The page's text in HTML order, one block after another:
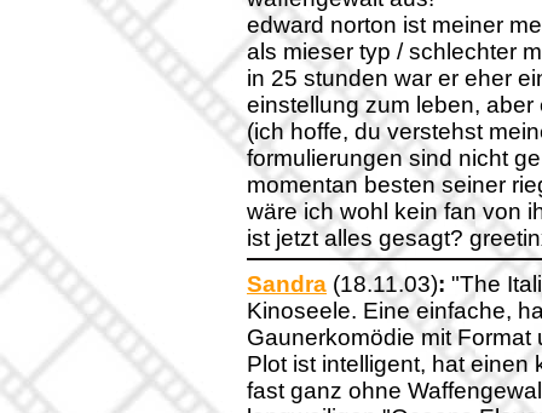
edward norton ist meiner
als mieser typ / schlechter
in 25 stunden war er eher
einstellung zum leben,
(ich hoffe, du verstehst
formulierungen sind nicht
momentan besten seiner
wäre ich wohl kein fan von
ist jetzt alles gesagt?
Sandra (18.11.03): "The
Kinoseele. Eine einfache,
Gaunerkomödie mit
Plot ist intelligent, hat
fast ganz ohne